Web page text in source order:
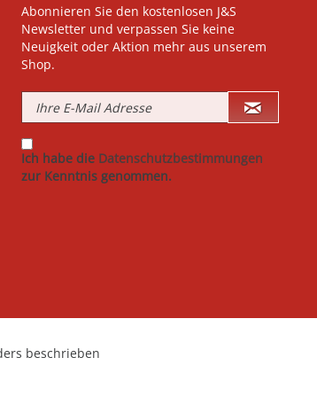
Abonnieren Sie den kostenlosen J&S
Newsletter und verpassen Sie keine
Neuigkeit oder Aktion mehr aus unserem
Shop.
Ich habe die Datenschutzbestimmungen
zur Kenntnis genommen.
beschrieben